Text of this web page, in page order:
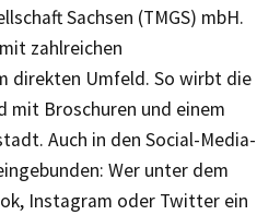
Sachsen (TMGS) mbH.
zahlreichen
direkten Umfeld. So wirbt die
mit Broschuren und einem
Auch in den Social-Media-
Wer unter dem
Instagram oder Twitter ein